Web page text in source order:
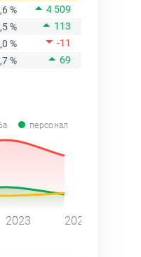
%
4 509
%
113
%
-11
% 69
персонал
2023 2024